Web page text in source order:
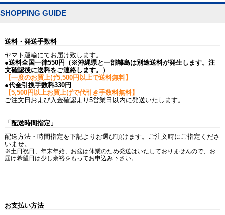
SHOPPING GUIDE
送料・発送手数料
ヤマト運輸にてお届け致します。
●送料全国一律550円（※沖縄県と一部離島は別途送料が発生します。注
文確認後に送料をご連絡します。）
【一度のお買上げ5,500円以上で送料無料】
●代金引換手数料330円
【5,500円以上お買上げで代引き手数料無料】
ご注文日および入金確認より5営業日以内に発送いたします。
「配送時間指定」
配送方法・時間指定を下記よりお選び頂けます。ご注文時にご指定くださ
いませ。
※土日祝日、年末年始、お盆は休業のため発送はいたしておりませんので、お
届け希望日は少し余裕をもってお申込み下さい。
お支払い方法